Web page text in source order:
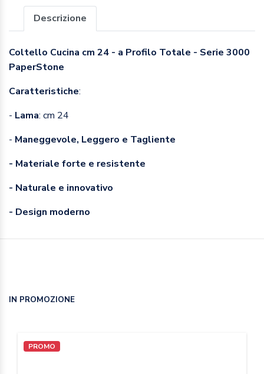
Descrizione
Coltello Cucina cm 24 - a Profilo Totale - Serie 3000
PaperStone
Caratteristiche:
- Lama: cm 24
- Maneggevole, Leggero e Tagliente
- Materiale forte e resistente
- Naturale e innovativo
- Design moderno
IN PROMOZIONE
PROMO